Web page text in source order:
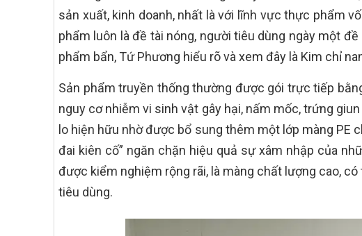
sản xuất, kinh doanh, nhất là với lĩnh vực thực phẩm
phẩm luôn là đề tài nóng, người tiêu dùng ngày một
phẩm bẩn, Tứ Phương hiểu rõ và xem đây là Kim chỉ
Sản phẩm truyền thống thường được gói trực tiếp
nguy cơ nhiễm vi sinh vật gây hại, nấm mốc, trứng
lo hiện hữu nhờ được bổ sung thêm một lớp màng PE
đai kiên cố” ngăn chặn hiệu quả sự xâm nhập của
được kiểm nghiệm rộng rãi, là màng chất lượng cao,
tiêu dùng.